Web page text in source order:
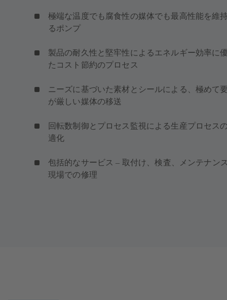
極端な温度でも腐食性の媒体でも最高性能を維
るポンプ
製品の耐久性と堅牢性によるエネルギー効率に
たコスト節約のプロセス
ニーズに基づいた素材とシールによる、極めて
が厳しい媒体の移送
回転数制御とプロセス監視による生産プロセス
適化
包括的なサービス – 取付け、検査、メンテナン
現場での修理